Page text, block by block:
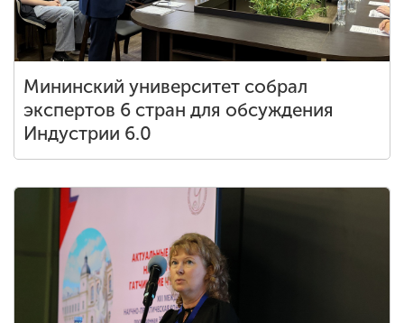
Мининский университет собрал
экспертов 6 стран для обсуждения
Индустрии 6.0